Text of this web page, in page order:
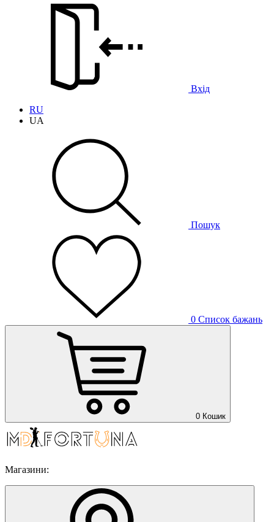
Вхід
RU
UA
Пошук
0 Список бажань
0 Кошик
Магазини: